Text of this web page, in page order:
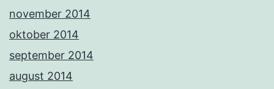
november 2014
oktober 2014
september 2014
august 2014